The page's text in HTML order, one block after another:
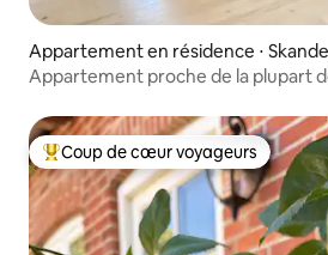
Appartement en résidence ⋅
Appartement proche de la plupart
Coups de cœur voyageurs les plus
Coup de cœur voyageurs